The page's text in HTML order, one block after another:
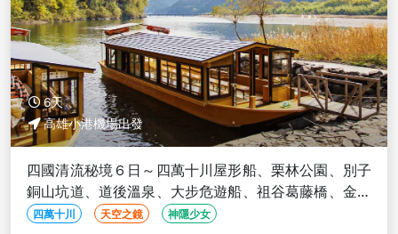
6天
高雄小港機場出發
四國清流秘境６日～四萬十川屋形船、栗林公園、別子
銅山坑道、道後溫泉、大步危遊船、祖谷葛藤橋、金刀
比羅宮－高雄出發
四萬十川 天空之鏡 神隱少女